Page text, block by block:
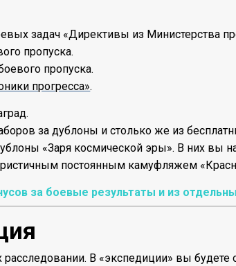
задач «Директивы из Министерства
пропуска.
пропуска.
прогресса».
за дублоны и столько же из
«Заря космической эры». В них вы
постоянным камуфляжем
за боевые результаты и из
В «экспедиции» вы будете